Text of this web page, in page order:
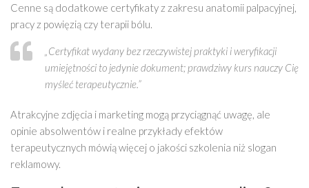
Cenne są dodatkowe certyfikaty z zakresu anatomii palpacyjnej,
pracy z powięzią czy terapii bólu.
„Certyfikat wydany bez rzeczywistej praktyki i weryfikacji
umiejętności to jedynie dokument; prawdziwy kurs nauczy Cię
myśleć terapeutycznie.”
Atrakcyjne zdjęcia i marketing mogą przyciągnąć uwagę, ale
opinie absolwentów i realne przykłady efektów
terapeutycznych mówią więcej o jakości szkolenia niż slogan
reklamowy.